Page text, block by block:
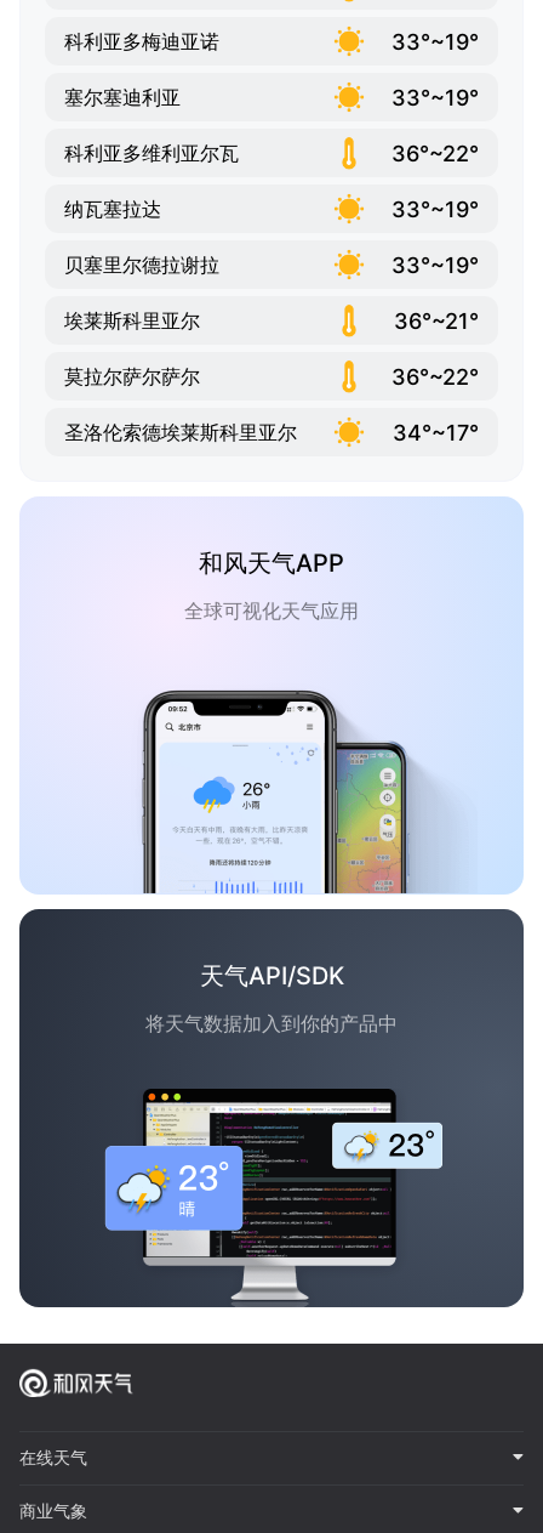
科利亚多梅迪亚诺 33°~19°
塞尔塞迪利亚 33°~19°
科利亚多维利亚尔瓦 36°~22°
纳瓦塞拉达 33°~19°
贝塞里尔德拉谢拉 33°~19°
埃莱斯科里亚尔 36°~21°
莫拉尔萨尔萨尔 36°~22°
圣洛伦索德埃莱斯科里亚尔 34°~17°
和风天气APP
全球可视化天气应用
天气API/SDK
将天气数据加入到你的产品中
在线天气
商业气象